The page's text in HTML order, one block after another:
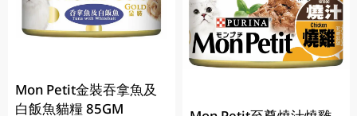
Mon Petit金裝吞拿魚及
白飯魚貓糧 85GM